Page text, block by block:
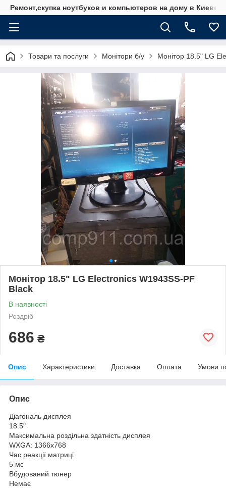
Ремонт,скупка ноутбуков и компьютеров на дому в Киеве
Товари та послуги Монітори б/у Монітор 18.5" LG
Монітор 18.5" LG Electronics W1943SS-PF
Black
В наявності
Роздріб
686 ₴
Опис Характеристики Доставка Оплата Умови
Опис
Діагональ дисплея
18.5"
Максимальна роздільна здатність дисплея
WXGA: 1366x768
Час реакції матриці
5 мс
Вбудований тюнер
Немає